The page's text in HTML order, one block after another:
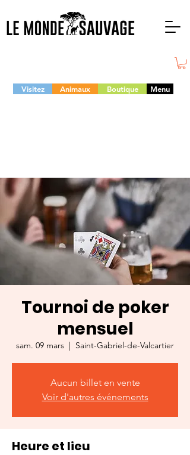
Visitez Animaux Boutique Menu
Tournoi de poker
mensuel
sam. 09 mars
  |
Saint-Gabriel-de-Valcartier
Aucun billet en vente
Voir d'autres événements
Heure et lieu